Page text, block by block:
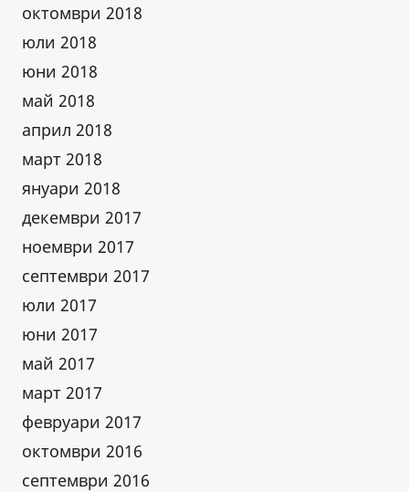
октомври 2018
юли 2018
юни 2018
май 2018
април 2018
март 2018
януари 2018
декември 2017
ноември 2017
септември 2017
юли 2017
юни 2017
май 2017
март 2017
февруари 2017
октомври 2016
септември 2016